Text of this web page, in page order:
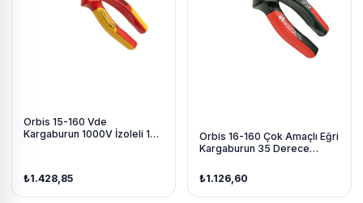
Orbis 15-160 Vde
Kargaburun 1000V İzoleli 160
₺1.428,85
Orbis 16-160 Çok Amaçlı Eğri
Kargaburun 35 Derece
₺1.126,60